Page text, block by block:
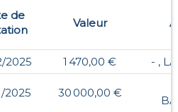
de
Valeur
2025 1 470,00 € - ,
2025 30 000,00 €